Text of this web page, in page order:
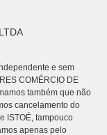
e sem
COMÉRCIO DE
também que não
cancelamento do
ISTOÉ, tampouco
apenas pelo